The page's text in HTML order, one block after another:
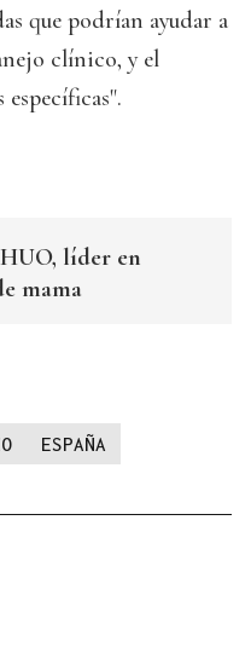
que podrían ayudar a
clínico, y el
líder en
mama
ESPAÑA